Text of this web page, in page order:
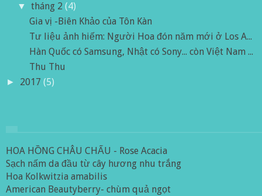
▼tháng 2(4)
Gia vị -Biên Khảo của Tôn Kàn
Tư liệu ảnh hiếm: Người Hoa đón năm mới ở Los A...
Hàn Quốc có Samsung, Nhật có Sony... còn Việt Nam ...
Thu Thu
► 2017 (5)
HOA HỒNG CHÂU CHẤU - Rose Acacia
Sạch nấm da đầu từ cây hương nhu trắng
Hoa Kolkwitzia amabilis
American Beautyberry- chùm quả ngọt